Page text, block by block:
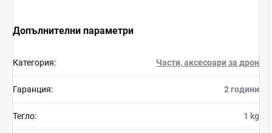
Допълнителни параметри
Категория: Части, аксесоари за дрон
Гаранция: 2 години
Тегло: 1 kg